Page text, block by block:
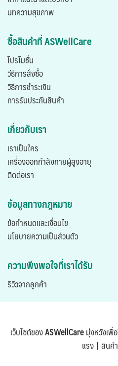
บทความสุขภาพ
ซื้อสินค้าที่ ASWellCare
โปรโมชั่น
วีธีการสั่งซื้อ
วิธีการชำระเงิน
การรับประกันสินค้า
เกี่ยวกับเรา
เราเป็นใคร
เครื่องออกกำลังกายผู้สูงอายุ
ติดต่อเรา
ข้อมูลทางกฎหมาย
ข้อกำหนดและเงื่อนไข
นโยบายความเป็นส่วนตัว
ความพึงพอใจที่เราได้รับ
ริวิวจากลูกค้า
เว็บไซต์ของASWellCareมุ่งหวังเพื่
แรง | สินค้